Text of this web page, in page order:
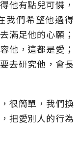
他有點兒可憐，
我們希望他過得
滿足他的心願；
他，這都是愛；
去研究他，會長
很簡單，我們換
把愛別人的行為